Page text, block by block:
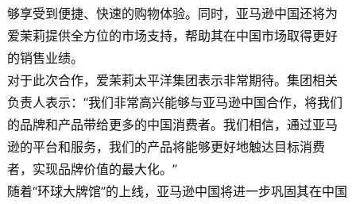
够享受到便捷、快速的购物体验。同时，亚马逊中国还将为
爱茉莉提供全方位的市场支持，帮助其在中国市场取得更好
的销售业绩。
对于此次合作，爱茉莉太平洋集团表示非常期待。集团相关
负责人表示：“我们非常高兴能够与亚马逊中国合作，将我们
的品牌和产品带给更多的中国消费者。我们相信，通过亚马
逊的平台和服务，我们的产品将能够更好地触达目标消费
者，实现品牌价值的最大化。”
随着“环球大牌馆”的上线，亚马逊中国将进一步巩固其在中国